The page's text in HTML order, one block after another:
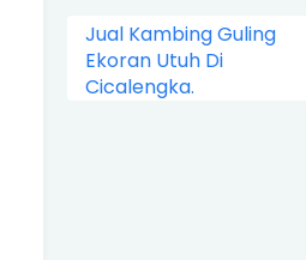
Jual Kambing Guling
Ekoran Utuh Di
Cicalengka.